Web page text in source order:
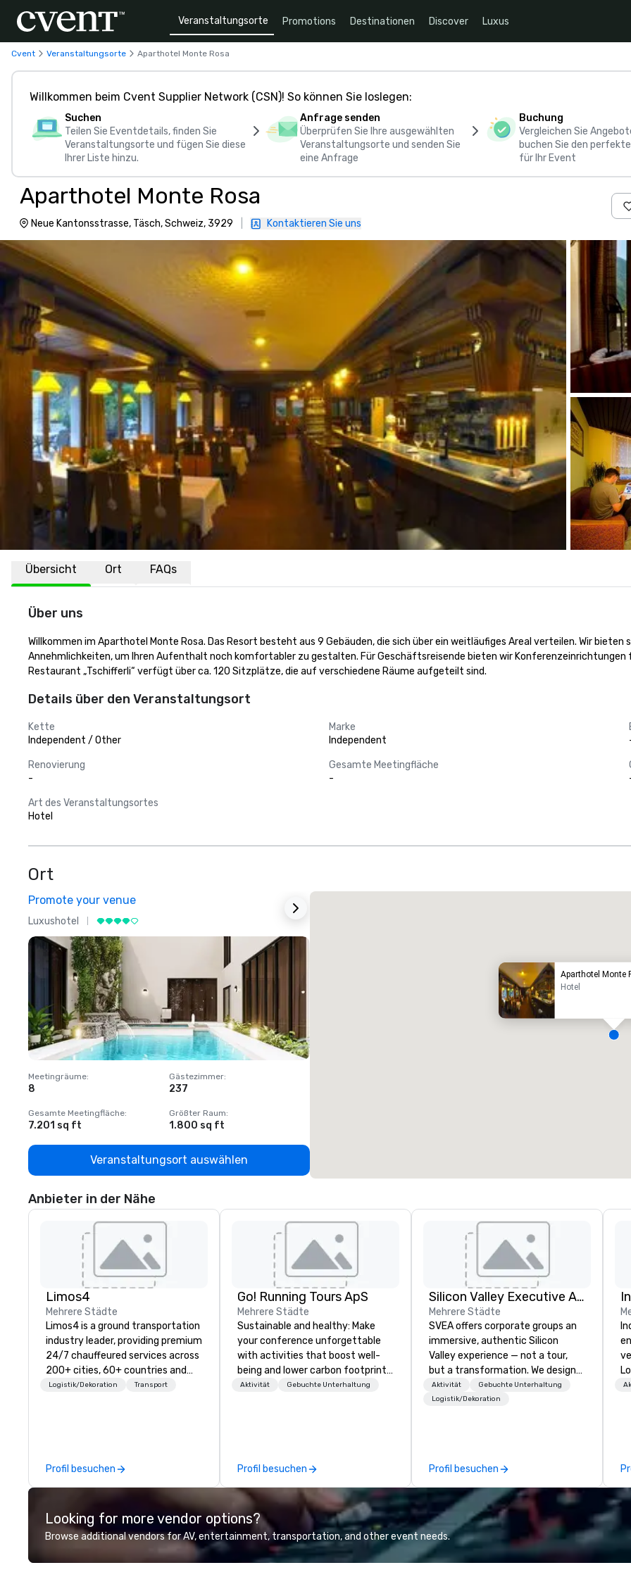
Veranstaltungsorte Promotions Destinationen Discover Luxus
Cvent Veranstaltungsorte Aparthotel Monte Rosa
Willkommen beim Cvent Supplier Network (CSN)! So können Sie loslegen:
Suchen
Teilen Sie Eventdetails, finden Sie
Veranstaltungsorte und fügen Sie diese
Ihrer Liste hinzu.
Anfrage senden
Überprüfen Sie Ihre ausgewählten
Veranstaltungsorte und senden Sie
eine Anfrage
Buchung
Vergleichen Sie
buchen Sie den
für Ihr Event
Aparthotel Monte Rosa
Neue Kantonsstrasse, Täsch, Schweiz, 3929 Kontaktieren Sie uns
Übersicht Ort FAQs
Über uns
Willkommen im Aparthotel Monte Rosa. Das Resort besteht aus 9 Gebäuden, die sich über ein weitläufiges Areal verteilen. Wir
Annehmlichkeiten, um Ihren Aufenthalt noch komfortabler zu gestalten. Für Geschäftsreisende bieten wir
Restaurant „Tschifferli“ verfügt über ca. 120 Sitzplätze, die auf verschiedene Räume aufgeteilt sind.
Details über den Veranstaltungsort
Kette
Independent / Other
Marke
Independent
Renovierung
-
Gesamte Meetingfläche
-
Art des Veranstaltungsortes
Hotel
Ort
Promote your venue
Luxushotel
Meetingräume:
8
Gästezimmer:
237
Gesamte Meetingfläche:
7.201 sq ft
Größter Raum:
1.800 sq ft
Veranstaltungsort auswählen
Aparthotel Monte
Hotel
Anbieter in der Nähe
Limos4
Mehrere Städte
Limos4 is a ground transportation
industry leader, providing premium
24/7 chauffeured services across
200+ cities, 60+ countries and
250+ airports. Limos4 clients
its kind today. Established in 2010
in Switzerland, and running
decade, Limos4 enables travelers
to reliably arrange their journeys
throughout the world in minutes,
whatever chauffeured vehicle
Logistik/Dekoration Transport
Profil besuchen
Go! Running Tours ApS
Mehrere Städte
Sustainable and healthy: Make
your conference unforgettable
with activities that boost well-
being and lower carbon footprints.
Explore the world on the run with
Aktivität Gebuchte Unterhaltung
Profil besuchen
Silicon Valley Executive Academy
Mehrere Städte
SVEA offers corporate groups an
immersive, authentic Silicon
Valley experience — not a tour,
but a transformation. We design
and facilitate custom executive
innovation tours, learning
delegations, incentive groups, and
corporate offsites. Whether your
group wants to think like a Silicon
Valley founder, explore the
mindsets driving the world's
fastest-growing companies, or
walk away with a practical
Aktivität
Gebuchte Unterhaltung
Logistik/Dekoration
Profil besuchen
Looking for more vendor options?
Browse additional vendors for AV, entertainment, transportation, and other event needs.